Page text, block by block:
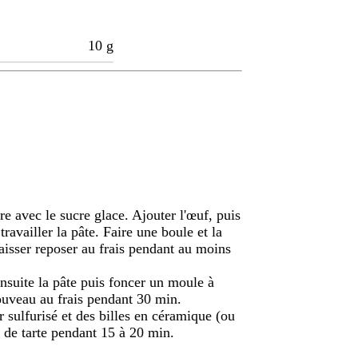
10 g
avec le sucre glace. Ajouter l'œuf, puis
la pâte. Faire une boule et la
reposer au frais pendant au moins
la pâte puis foncer un moule à
au frais pendant 30 min.
sulfurisé et des billes en céramique (ou
tarte pendant 15 à 20 min.